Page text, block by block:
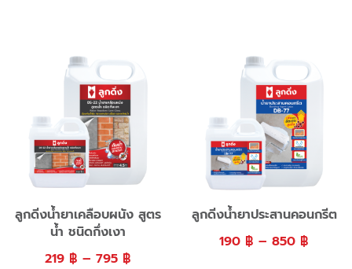
ลูกดิ่งน้ำยาเคลือบผนัง สูตร
น้ำ ชนิดกึ่งเงา
219 ฿ – 795 ฿
ลูกดิ่งน้ำยาประสานคอนกรีต
190 ฿ – 850 ฿